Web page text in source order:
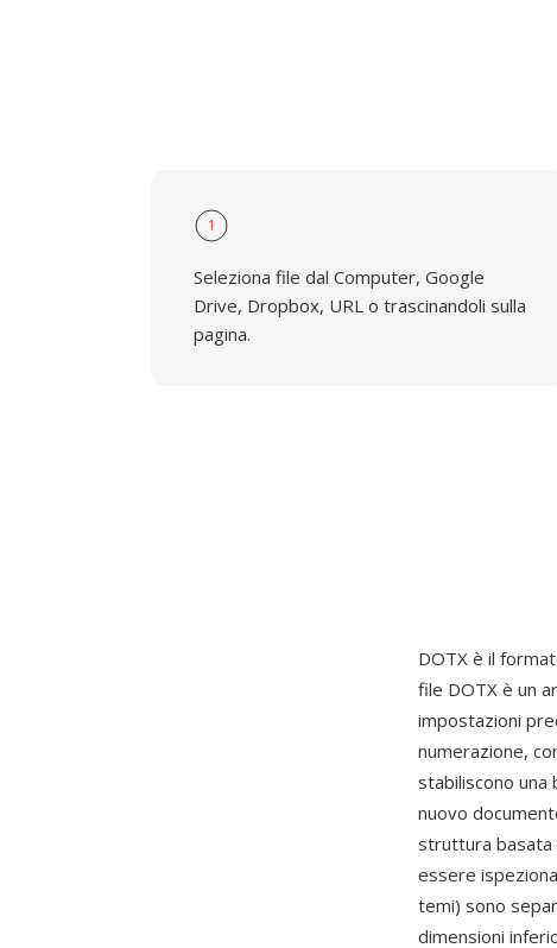
1
Seleziona file dal Computer, Google
Drive, Dropbox, URL o trascinandoli sulla
pagina.
DOTX è il
file DOTX è un
impostazioni
numerazione,
stabiliscono una
nuovo
struttura basata
essere
temi) sono
dimensioni